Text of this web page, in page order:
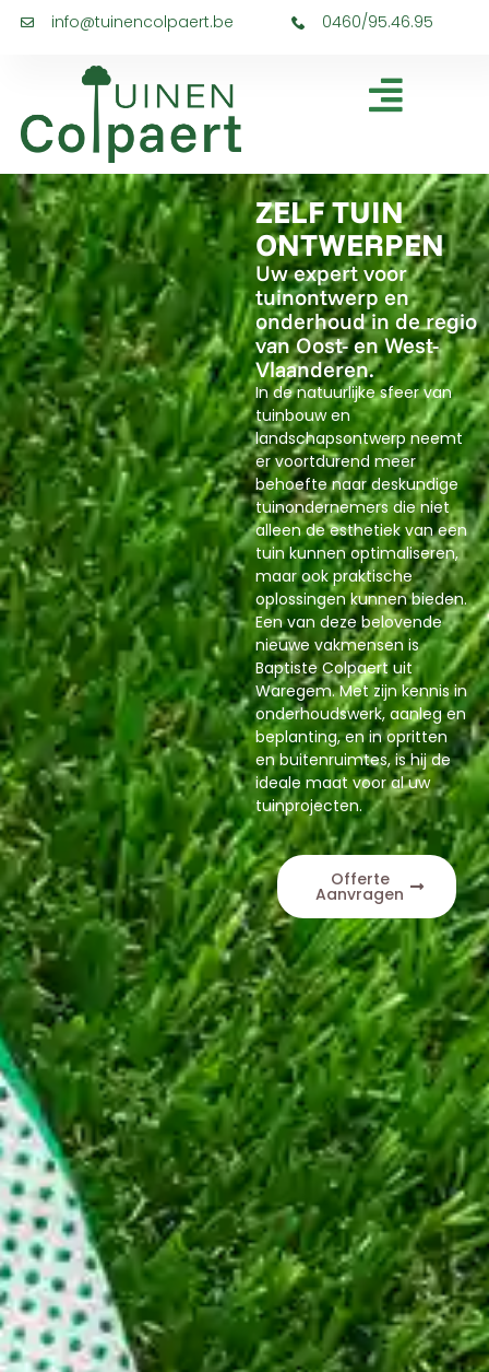
info@tuinencolpaert.be 0460/95.46.95
ZELF TUIN
ONTWERPEN
Uw expert voor
tuinontwerp en
onderhoud in de regio
van Oost- en West-
Vlaanderen.
In de natuurlijke sfeer van
tuinbouw en
landschapsontwerp neemt
er voortdurend meer
behoefte naar deskundige
tuinondernemers die niet
alleen de esthetiek van een
tuin kunnen optimaliseren,
maar ook praktische
oplossingen kunnen bieden.
Een van deze belovende
nieuwe vakmensen is
Baptiste Colpaert uit
Waregem. Met zijn kennis in
onderhoudswerk, aanleg en
beplanting, en in opritten
en buitenruimtes, is hij de
ideale maat voor al uw
tuinprojecten.
Offerte
Aanvragen